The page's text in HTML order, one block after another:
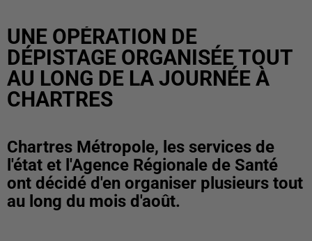
UNE OPÉRATION DE
DÉPISTAGE ORGANISÉE TOUT
AU LONG DE LA JOURNÉE À
CHARTRES
Chartres Métropole, les services de
l'état et l'Agence Régionale de Santé
ont décidé d'en organiser plusieurs tout
au long du mois d'août.